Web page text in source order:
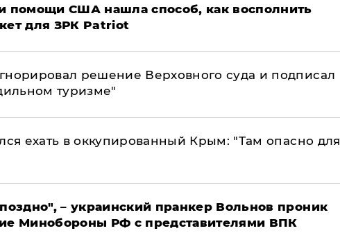
помощи США нашла способ, как восполнить
для ЗРК Patriot
решение Верховного суда и подписал
туризме"
ехать в оккупированный Крым: "Там опасно для
– украинский пранкер Вольнов проник
Минобороны РФ с представителями ВПК